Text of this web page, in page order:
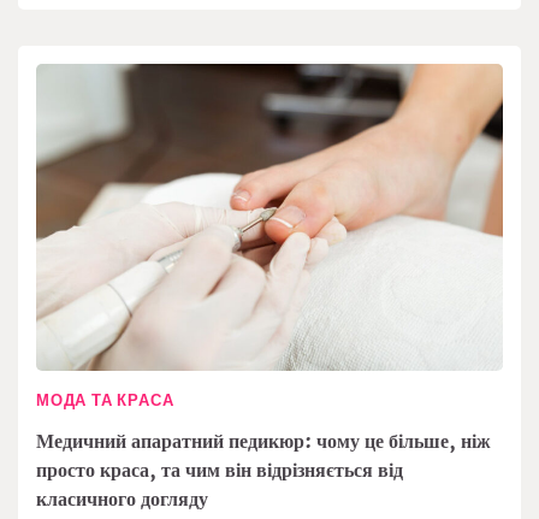
МОДА ТА КРАСА
Медичний апаратний педикюр: чому це більше, ніж
просто краса, та чим він відрізняється від
класичного догляду